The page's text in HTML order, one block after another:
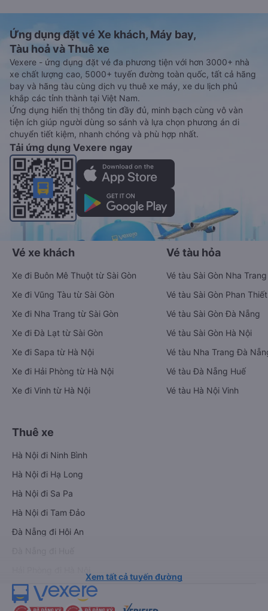
Ứng dụng đặt vé Xe khách, Máy bay,
Tàu hoả và Thuê xe
Vexere - ứng dụng đặt vé đa phương tiện với hơn 3000+ nhà
xe chất lượng cao, 5000+ tuyến đường toàn quốc, tất cả hãng
bay và hãng tàu cùng dịch vụ thuê xe máy, xe du lịch phủ
khắp các tỉnh thành tại Việt Nam.
Ứng dụng hiển thị thông tin đầy đủ, minh bạch cùng vô vàn
tiện ích giúp người dùng so sánh và lựa chọn phương án di
chuyển tiết kiệm, nhanh chóng và phù hợp nhất.
Tải ứng dụng Vexere ngay
Vé xe khách
Xe đi Buôn Mê Thuột từ Sài Gòn
Xe đi Vũng Tàu từ Sài Gòn
Xe đi Nha Trang từ Sài Gòn
Xe đi Đà Lạt từ Sài Gòn
Xe đi Sapa từ Hà Nội
Xe đi Hải Phòng từ Hà Nội
Xe đi Vinh từ Hà Nội
Vé tàu hỏa
Vé tàu Sài Gòn Nha Trang
Vé tàu Sài Gòn Phan Thiết
Vé tàu Sài Gòn Đà Nẵng
Vé tàu Sài Gòn Hà Nội
Vé tàu Nha Trang Đà
Vé tàu Đà Nẵng Huế
Vé tàu Hà Nội Vinh
Thuê xe
Hà Nội đi Ninh Bình
Hà Nội đi Hạ Long
Hà Nội đi Sa Pa
Hà Nội đi Tam Đảo
Đà Nẵng đi Hội An
Xem tất cả tuyến đường